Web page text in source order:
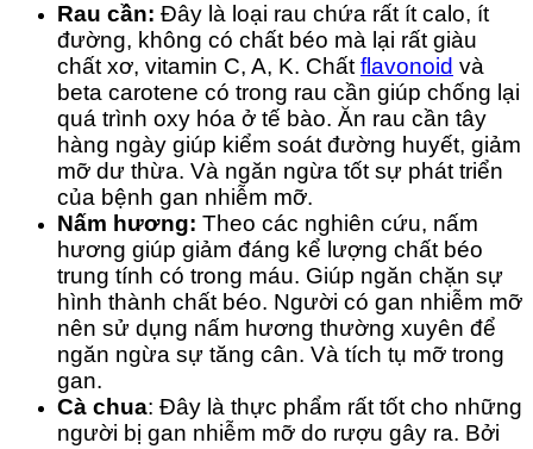
Rau cần: Đây là loại rau chứa rất ít calo, ít
đường, không có chất béo mà lại rất giàu
chất xơ, vitamin C, A, K. Chất flavonoid và
beta carotene có trong rau cần giúp chống lại
quá trình oxy hóa ở tế bào. Ăn rau cần tây
hàng ngày giúp kiểm soát đường huyết, giảm
mỡ dư thừa. Và ngăn ngừa tốt sự phát triển
của bệnh gan nhiễm mỡ.
Nấm hương: Theo các nghiên cứu, nấm
hương giúp giảm đáng kể lượng chất béo
trung tính có trong máu. Giúp ngăn chặn sự
hình thành chất béo. Người có gan nhiễm mỡ
nên sử dụng nấm hương thường xuyên để
ngăn ngừa sự tăng cân. Và tích tụ mỡ trong
gan.
Cà chua: Đây là thực phẩm rất tốt cho những
người bị gan nhiễm mỡ do rượu gây ra. Bởi